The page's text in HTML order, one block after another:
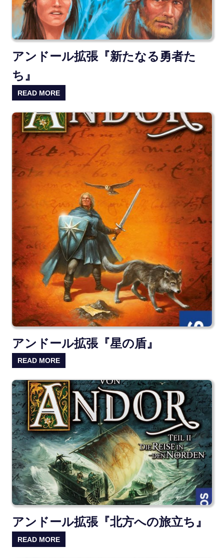
アンドール拡張『新たなる勇者た
ち』
READ MORE
アンドール拡張『星の盾』
READ MORE
アンドール拡張『北方への旅立ち』
READ MORE